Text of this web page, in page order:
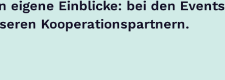
eigene Einblicke: bei den Events
Kooperationspartnern.